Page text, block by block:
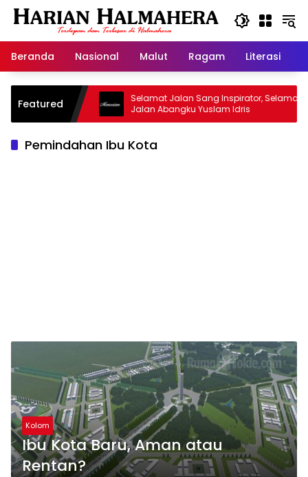
Langsung
Beranda
Nasional Malut Ragam Literasi
Featured
Warisan
Selamat Jalan Sang Inspirator, Selamat
Jalan Abangku Yuslam Idris
Pemindahan Ibu Kota
Kolom
Ibu Kota Baru, Aman atau
Rentan?